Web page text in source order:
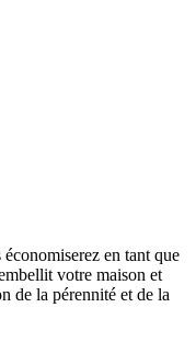
en tant que
votre maison et
de la pérennité et de la